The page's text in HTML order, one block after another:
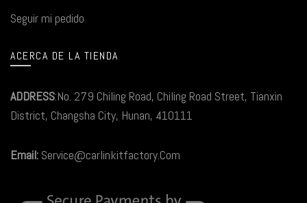
Seguir mi pedido
ACERCA DE LA TIENDA
ADDRESS:No. 279 Chiling Road, Chiling Road Street, Tianxin
District, Changsha City, Hunan, 410111
Email: Service@carlinkitfactory.Com